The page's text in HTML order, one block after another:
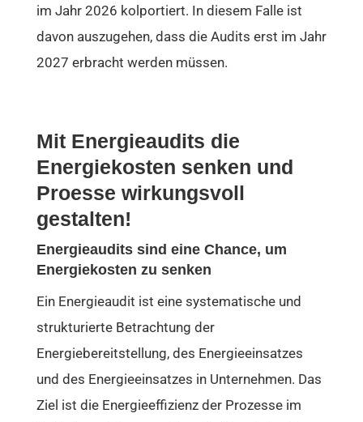
im Jahr 2026 kolportiert. In diesem Falle ist
davon auszugehen, dass die Audits erst im Jahr
2027 erbracht werden müssen.
Mit Energieaudits die
Energiekosten senken und
Proesse wirkungsvoll
gestalten!
Energieaudits sind eine Chance, um
Energiekosten zu senken
Ein Energieaudit ist eine systematische und
strukturierte Betrachtung der
Energiebereitstellung, des Energieeinsatzes
und des Energieeinsatzes in Unternehmen. Das
Ziel ist die Energieeffizienz der Prozesse im